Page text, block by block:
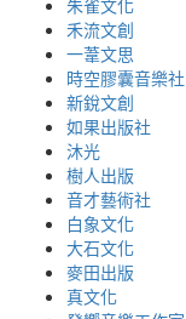
朱雀文化
禾流文創
一葦文思
時空膠囊音樂社
新銳文創
如果出版社
沐光
樹人出版
音才藝術社
白象文化
大石文化
麥田出版
真文化